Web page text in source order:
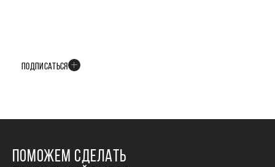
ПОДПИСАТЬСЯ
ПОМОЖЕМ СДЕЛАТЬ